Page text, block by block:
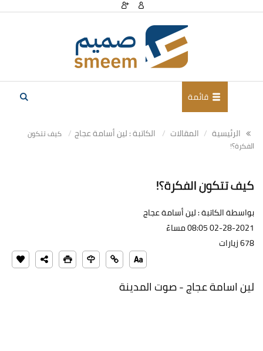
قائمة
الرئيسية المقالات الكاتبة : لين أسامة عجاج
كيف تتكون
الفكرة؟!
كيف تتكون الفكرة؟!
بواسطة الكاتبة : لين أسامة عجاج
02-28-2021 08:05 مساءً
678 زيارات
لين اسامة عجاج - صوت المدينة